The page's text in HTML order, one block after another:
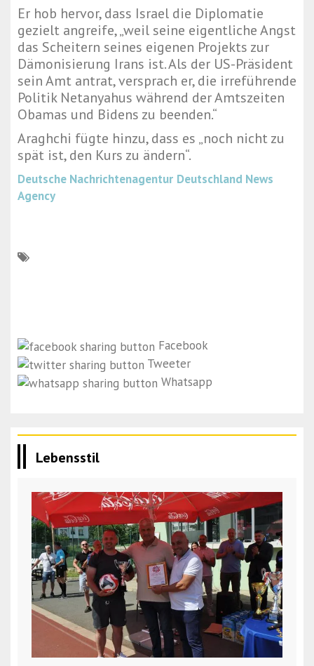
Er hob hervor, dass Israel die Diplomatie
gezielt angreife, „weil seine eigentliche Angst
das Scheitern seines eigenen Projekts zur
Dämonisierung Irans ist. Als der US-Präsident
sein Amt antrat, versprach er, die irreführende
Politik Netanyahus während der Amtszeiten
Obamas und Bidens zu beenden.“
Araghchi fügte hinzu, dass es „noch nicht zu
spät ist, den Kurs zu ändern“.
Deutsche Nachrichtenagentur Deutschland News
Agency
Facebook
Tweeter
Whatsapp
Lebensstil